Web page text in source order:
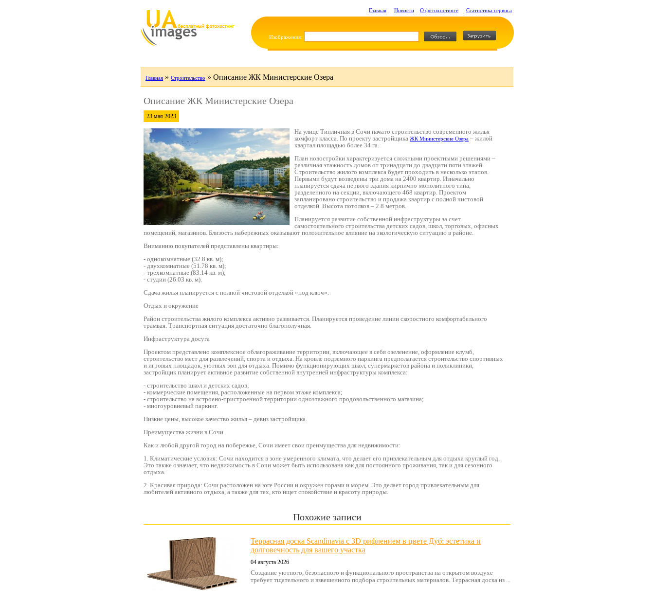
Главная Новости О фотохостинге Статистика сервиса
Изображения:
Главная » Строительство » Описание ЖК Министерские Озера
Описание ЖК Министерские Озера
23 мая 2023
На улице Типличная в Сочи начато строительство современного жилья
комфорт класса. По проекту застройщика ЖК Министерские Озера – жилой
квартал площадью более 34 га.
План новостройки характеризуется сложными проектными решениями –
различная этажность домов от тринадцати до двадцати пяти этажей.
Строительство жилого комплекса будет проходить в несколько этапов.
Первыми будут возведены три дома на 2400 квартир. Изначально
планируется сдача первого здания кирпично-монолитного типа,
разделенного на секции, включающего 468 квартир. Проектом
запланировано строительство и продажа квартир с полной чистовой
отделкой. Высота потолков – 2.8 метров.
Планируется развитие собственной инфраструктуры за счет
самостоятельного строительства детских садов, школ, торговых, офисных
помещений, магазинов. Близость набережных оказывают положительное влияние на экологическую ситуацию в районе.
Вниманию покупателей представлены квартиры:
- однокомнатные (32.8 кв. м);
- двухкомнатные (51.78 кв. м);
- трехкомнатные (83.14 кв. м);
- студии (26.03 кв. м).
Сдача жилья планируется с полной чистовой отделкой «под ключ».
Отдых и окружение
Район строительства жилого комплекса активно развивается. Планируется проведение линии скоростного комфортабельного
трамвая. Транспортная ситуация достаточно благополучная.
Инфраструктура досуга
Проектом представлено комплексное облагораживание территории, включающее в себя озеленение, оформление клумб,
строительство мест для развлечений, спорта и отдыха. На кровле подземного паркинга предполагается строительство спортивных
и игровых площадок, уютных зон для отдыха. Помимо функционирующих школ, супермаркетов района и поликлиники,
застройщик планирует активное развитие собственной внутренней инфраструктуры комплекса:
- строительство школ и детских садов;
- коммерческие помещения, расположенные на первом этаже комплекса;
- строительство на встроено-пристроенной территории одноэтажного продовольственного магазина;
- многоуровневый паркинг.
Низкие цены, высокое качество жилья – девиз застройщика.
Преимущества жизни в Сочи
Как и любой другой город на побережье, Сочи имеет свои преимущества для недвижимости:
1. Климатические условия: Сочи находится в зоне умеренного климата, что делает его привлекательным для отдыха круглый год.
Это также означает, что недвижимость в Сочи может быть использована как для постоянного проживания, так и для сезонного
отдыха.
2. Красивая природа: Сочи расположен на юге России и окружен горами и морем. Это делает город привлекательным для
любителей активного отдыха, а также для тех, кто ищет спокойствие и красоту природы.
Похожие записи
Террасная доска Scandinavia с 3D рифлением в цвете Дуб: эстетика и
долговечность для вашего участка
04 августа 2026
Создание уютного, безопасного и функционального пространства на открытом воздухе
требует тщательного и взвешенного подбора строительных материалов. Террасная доска из ...